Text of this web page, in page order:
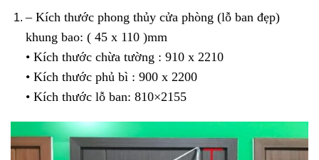
– Kích thước phong thủy cửa phòng (lỗ ban đẹp)
khung bao: ( 45 x 110 )mm
• Kích thước chừa tường : 910 x 2210
• Kích thước phủ bì : 900 x 2200
• Kích thước lỗ ban: 810×2155